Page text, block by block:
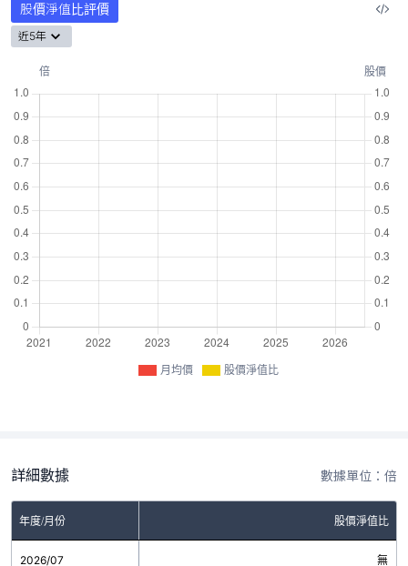
股價淨值比評價
近5年
月均價 股價淨值比
詳細數據 數據單位：倍
年度/月份 股價淨值比
2026/07 無